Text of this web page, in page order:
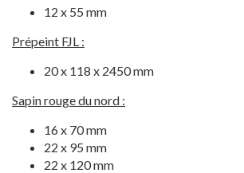
12 x 55 mm
Prépeint FJL :
20 x 118 x 2450 mm
Sapin rouge du nord :
16 x 70 mm
22 x 95 mm
22 x 120 mm